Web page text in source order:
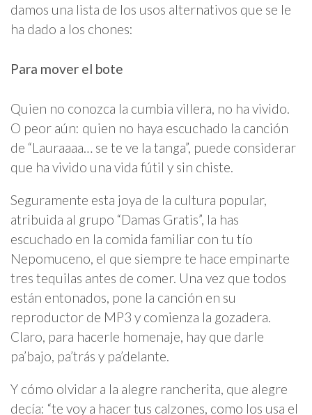
damos una lista de los usos alternativos que se le
ha dado a los chones:
Para mover el bote
Quien no conozca la cumbia villera, no ha vivido.
O peor aún: quien no haya escuchado la canción
de “Lauraaaa… se te ve la tanga”, puede considerar
que ha vivido una vida fútil y sin chiste.
Seguramente esta joya de la cultura popular,
atribuida al grupo “Damas Gratis”, la has
escuchado en la comida familiar con tu tío
Nepomuceno, el que siempre te hace empinarte
tres tequilas antes de comer. Una vez que todos
están entonados, pone la canción en su
reproductor de MP3 y comienza la gozadera.
Claro, para hacerle homenaje, hay que darle
pa’bajo, pa’trás y pa’delante.
Y cómo olvidar a la alegre rancherita, que alegre
decía: “te voy a hacer tus calzones, como los usa el